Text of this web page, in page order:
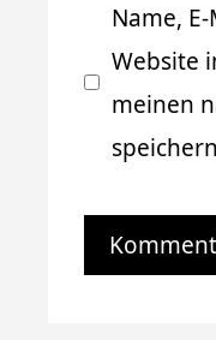
Name,
Website
meinen